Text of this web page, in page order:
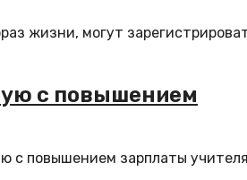
жизни, могут
с повышением
с повышением зарплаты